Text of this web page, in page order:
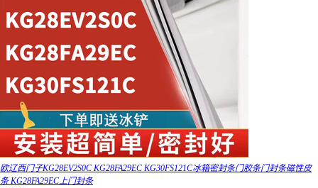
欧辽西门子KG28EV2S0C KG28FA29EC KG30FS121C冰箱密封条门胶条门封条磁性皮
条 KG28FA29EC上门封条